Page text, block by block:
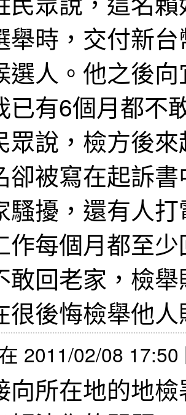
舉時，交付新
選人。他之後
已有6個月都
眾說，檢方後
卻被寫在起訴
騷擾，還有人
作每個月都至
敢回老家，檢
很後悔檢舉他
在 2011/02/08 17:50
向所在地的地